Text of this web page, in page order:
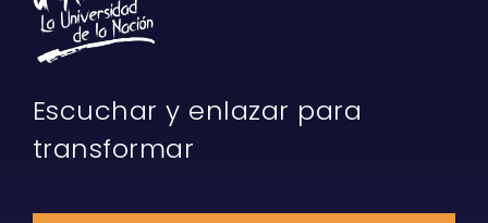
Escuchar y enlazar para
transformar